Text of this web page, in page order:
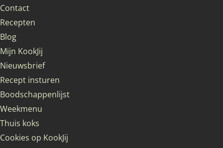
Contact
Recepten
Blog
Mijn KookJij
Nieuwsbrief
Recept insturen
Boodschappenlijst
Weekmenu
Thuis koks
Cookies op KookJij